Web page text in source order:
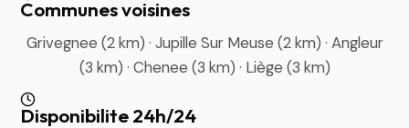
Communes voisines
Grivegnee (2 km) · Jupille Sur Meuse (2 km) · Angleur
(3 km) · Chenee (3 km) · Liège (3 km)
Disponibilite 24h/24